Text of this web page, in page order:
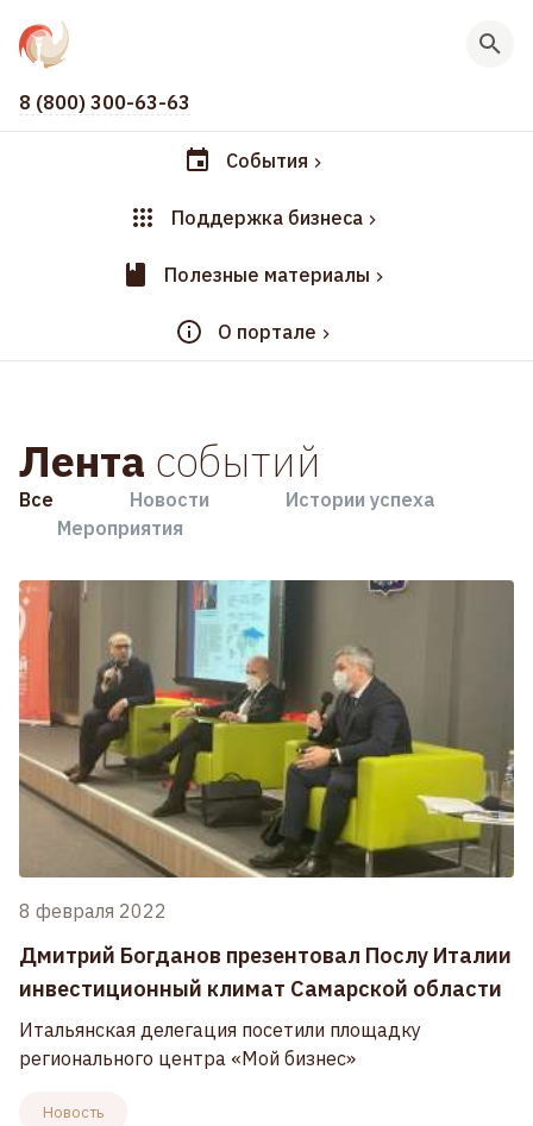
8 (800) 300-63-63
События
Поддержка бизнеса
Полезные материалы
О портале
Лента событий
Все Новости
Истории успеха
Мероприятия
8 февраля 2022
Дмитрий Богданов презентовал Послу Италии
инвестиционный климат Самарской области
Итальянская делегация посетили площадку
регионального центра «Мой бизнес»
Новость